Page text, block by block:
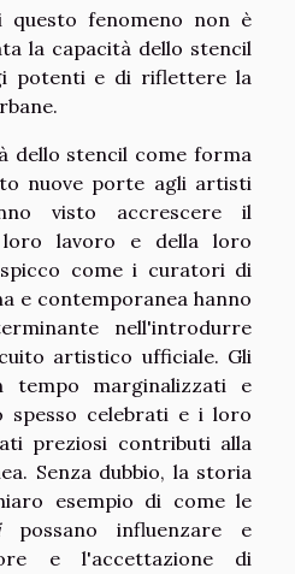
fenomeno non è
la capacità dello stencil
potenti e di riflettere la
dello stencil come forma
nuove porte agli artisti
visto accrescere il
loro lavoro e della loro
come i curatori di
e contemporanea hanno
nell'introdurre
artistico ufficiale. Gli
marginalizzati e
spesso celebrati e i loro
preziosi contributi alla
Senza dubbio, la storia
esempio di come le
possano influenzare e
e l'accettazione di